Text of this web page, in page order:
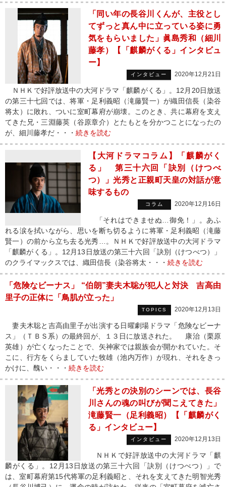
「同い年の長谷川くんが、主役とし
てずっと真ん中に立っている姿に勇
気をもらいました」眞島秀和（細川
藤孝）【「麒麟がくる」インタビュ
ー】
インタビュー 2020年12月21日
ＮＨＫで好評放送中の大河ドラマ「麒麟がくる」。12月20日放送
の第三十七回では、将軍・足利義昭（滝藤賢一）が織田信長（染谷
将太）に敗れ、ついに室町幕府が崩壊。このとき、共に幕府を支え
てきた兄・三淵藤英（谷原章介）とたもとを分かつことになったの
が、細川藤孝だ・・・ 続きを読む
【大河ドラマコラム】「麒麟がく
る」 第三十六回「訣別（けつべ
つ）」光秀と正親町天皇の対話が意
味するもの
コラム 2020年12月16日
「それはできませぬ…御免！」。あふ
れる涙を拭いながら、思いを断ち切るように将軍・足利義昭（滝藤
賢一）の前から立ち去る光秀…。ＮＨＫで好評放送中の大河ドラマ
「麒麟がくる」。12月13日放送の第三十六回「訣別（けつべつ）」
のクライマックスでは、織田信長（染谷将太・・・ 続きを読む
「危険なビーナス」 “伯朗”妻夫木聡が犯人と対決 吉高由
里子の正体に「鳥肌が立った」
TOPICS 2020年12月13日
妻夫木聡と吉高由里子が出演する日曜劇場ドラマ「危険なビーナ
ス」（ＴＢＳ系）の最終回が、１３日に放送された。 康治（栗原
英雄）が亡くなったことで、矢神家では親族会が開かれていた。そ
こに、行方をくらましていた牧雄（池内万作）が現れ、それをきっ
かけに、醜い・・・ 続きを読む
「光秀との決別のシーンでは、長谷
川さんの魂の叫びが聞こえてきた」
滝藤賢一（足利義昭）【「麒麟がく
る」インタビュー】
インタビュー 2020年12月13日
ＮＨＫで好評放送中の大河ドラマ「麒
麟がくる」。12月13日放送の第三十六回「訣別（けつべつ）」で
は、室町幕府第15代将軍の足利義昭と、それを支えてきた明智光秀